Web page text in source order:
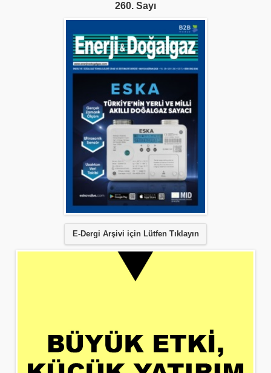
260. Sayı
E-Dergi Arşivi için Lütfen Tıklayın